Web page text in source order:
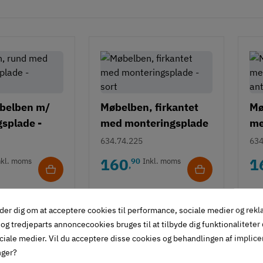
m/
-
med hjul
moms
Møbelben, firkantet
med monteringsplade
- sort
634.74.225
160,90 Inkl. moms
-
dig om at acceptere cookies til performance, sociale medier og
tredjeparts annoncecookies bruges til at tilbyde dig funktionaliteter
medier. Vil du acceptere disse cookies og behandlingen af